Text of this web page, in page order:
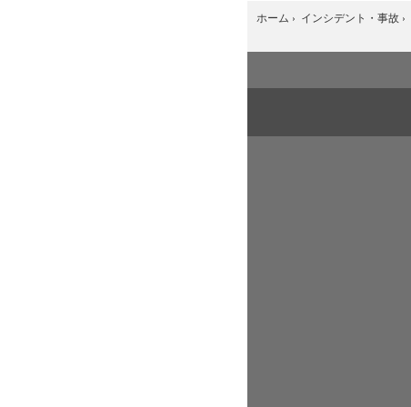
ホーム › インシデント・事故 ›